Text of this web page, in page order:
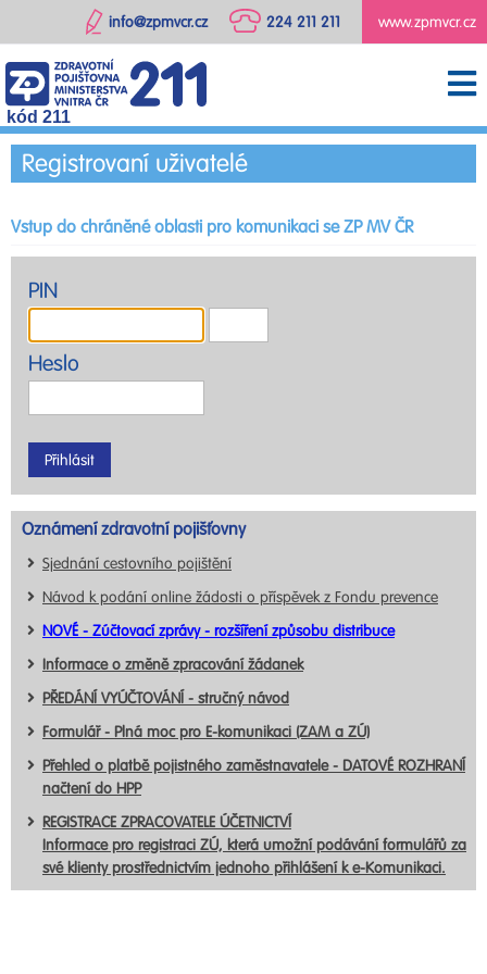
www.zpmvcr.cz
224 211 211
info@zpmvcr.cz
kód 211
Registrovaní uživatelé
Vstup do chráněné oblasti pro komunikaci se ZP MV ČR
PIN
Heslo
Oznámení zdravotní pojišťovny
Sjednání cestovního pojištění
Návod k podání online žádosti o příspěvek z Fondu prevence
NOVÉ - Zúčtovací zprávy - rozšíření způsobu distribuce
Informace o změně zpracování žádanek
PŘEDÁNÍ VYÚČTOVÁNÍ - stručný návod
Formulář - Plná moc pro E-komunikaci (ZAM a ZÚ)
Přehled o platbě pojistného zaměstnavatele - DATOVÉ ROZHRANÍ
načtení do HPP
REGISTRACE ZPRACOVATELE ÚČETNICTVÍ
Informace pro registraci ZÚ, která umožní podávání formulářů za
své klienty prostřednictvím jednoho přihlášení k e-Komunikaci.